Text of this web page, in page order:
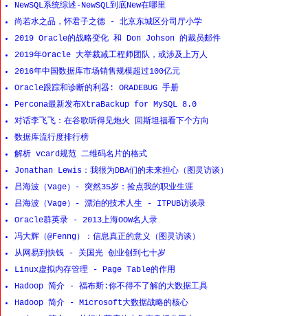
NewSQL系统综述-NewSQL到底New在哪里
尚若水之品，怀君子之德 - 北京东城区分司厅小学
2019 Oracle的战略变化 和 Don Johson 的裁员邮件
2019年Oracle 大举裁减工程师团队，或涉及上万人
2016年中国数据库市场销售规模超过100亿元
Oracle跟踪和诊断的利器: ORADEBUG 手册
Percona最新发布XtraBackup for MySQL 8.0
对话李飞飞：在谷歌听得见炮火 回斯坦福看下个方向
数据库流行度排行榜
解析 vcard规范 二维码名片的格式
Jonathan Lewis：我很为DBA们的未来担心（图灵访谈）
吕海波（Vage）- 突然35岁：捡点我的职业生涯
吕海波（Vage）- 漂泊的技术人生 - ITPUB访谈录
Oracle群英录 - 2013上海OOW名人录
冯大辉（@Fenng）：信息真正的意义（图灵访谈）
从网易到快钱 - 关国光 创业创到七十岁
Linux虚拟内存管理 - Page Table的作用
Hadoop 简介 - 福布斯:你不得不了解的大数据工具
Hadoop 简介 - Microsoft大数据战略的核心